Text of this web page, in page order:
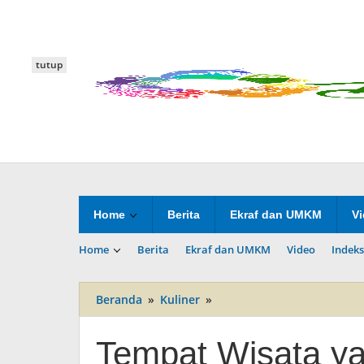
Home Berita Ekraf dan UMKM
Home Berita Ekraf dan UMKM Video
tutup
Beranda » Kuliner »
Wisata
Menyenangkan
Tempat Wisata